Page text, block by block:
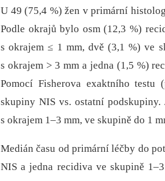
U 49 (75,4 %) žen v primární
Podle okrajů bylo osm (12,3 %)
s okrajem ≤ 1 mm, dvě (3,1 %) ve
s okrajem > 3 mm a jedna (1,5 %)
Pomocí Fisherova exaktního
skupiny NIS vs. ostatní
s okrajem 1–3 mm, ve skupině do 1
Medián času od primární léčby do
NIS a jedna recidiva ve skupině